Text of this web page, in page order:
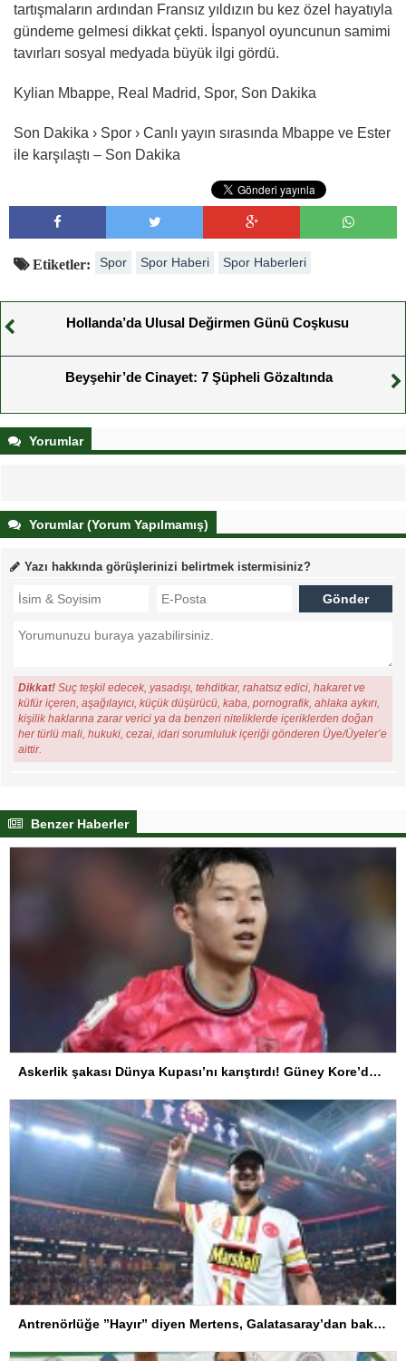
tartışmaların ardından Fransız yıldızın bu kez özel hayatıyla
gündeme gelmesi dikkat çekti. İspanyol oyuncunun samimi
tavırları sosyal medyada büyük ilgi gördü.
Kylian Mbappe, Real Madrid, Spor, Son Dakika
Son Dakika › Spor › Canlı yayın sırasında Mbappe ve Ester
ile karşılaştı – Son Dakika
Etiketler: Spor Spor Haberi Spor Haberleri
Hollanda’da Ulusal Değirmen Günü Coşkusu
Beyşehir’de Cinayet: 7 Şüpheli Gözaltında
Yorumlar
Yorumlar (Yorum Yapılmamış)
Yazı hakkında görüşlerinizi belirtmek istermisiniz?
Dikkat! Suç teşkil edecek, yasadışı, tehditkar, rahatsız edici, hakaret ve
küfür içeren, aşağılayıcı, küçük düşürücü, kaba, pornografik, ahlaka aykırı,
kişilik haklarına zarar verici ya da benzeri niteliklerde içeriklerden doğan
her türlü mali, hukuki, cezai, idari sorumluluk içeriği gönderen Üye/Üyeler’e
aittir.
Benzer Haberler
Askerlik şakası Dünya Kupası’nı karıştırdı! Güney Kore’den sert karar
Antrenörlüğe ”Hayır” diyen Mertens, Galatasaray’dan bakın ne istedi